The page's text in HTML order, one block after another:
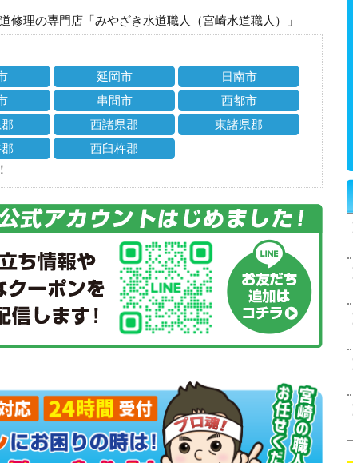
修理の専門店「みやざき水道職人（宮崎水道職人）」
延岡市
日南市
串間市
西都市
西諸県郡
東諸県郡
西臼杵郡